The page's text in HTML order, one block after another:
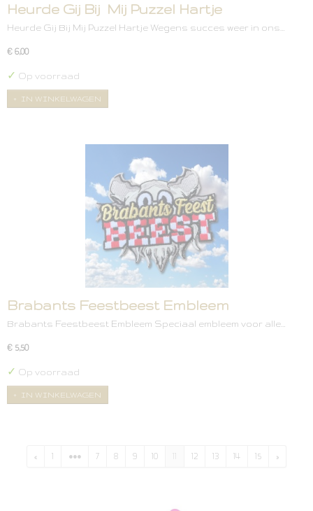
Heurde Gij Bij Mij Puzzel Hartje
Heurde Gij Bij Mij Puzzel Hartje Wegens succes weer in ons…
€ 6,00
✓ Op voorraad
IN WINKELWAGEN
Brabants Feestbeest Embleem
Brabants Feestbeest Embleem Speciaal embleem voor alle…
€ 5,50
✓ Op voorraad
IN WINKELWAGEN
« 1 ••• 7 8 9 10 12 13 14 15 »